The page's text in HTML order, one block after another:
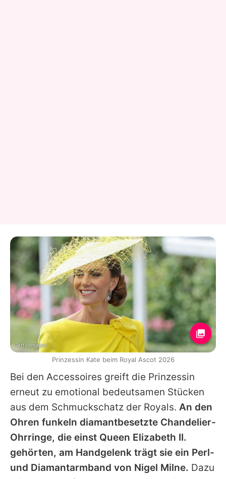
Bei den Accessoires greift die Prinzessin
erneut zu emotional bedeutsamen Stücken
aus dem Schmuckschatz der Royals. An den
Ohren funkeln diamantbesetzte Chandelier-
Ohrringe, die einst Queen Elizabeth II.
gehörten, am Handgelenk trägt sie ein Perl-
und Diamantarmband von Nigel Milne. Dazu
Getty Images
Prinzessin Kate beim Royal Ascot 2026